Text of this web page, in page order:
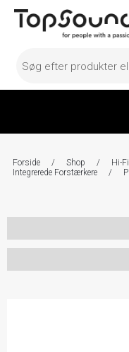
Forside / Shop / Hi-Fi
Integrerede Forstærkere
/